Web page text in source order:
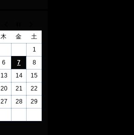
木 金
土
1
6 7
8
13 14
15
20 21
22
27 28
29